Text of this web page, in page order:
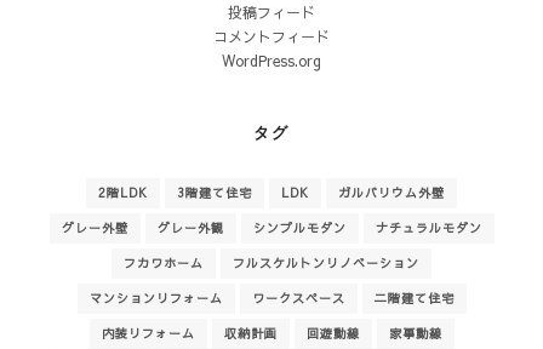
投稿フィード
コメントフィード
WordPress.org
タグ
2階LDK 3階建て住宅 LDK ガルバリウム外壁
グレー外壁 グレー外観 シンプルモダン ナチュラルモダン
フカワホーム フルスケルトンリノベーション
マンションリフォーム ワークスペース 二階建て住宅
内装リフォーム 収納計画 回遊動線 家事動線